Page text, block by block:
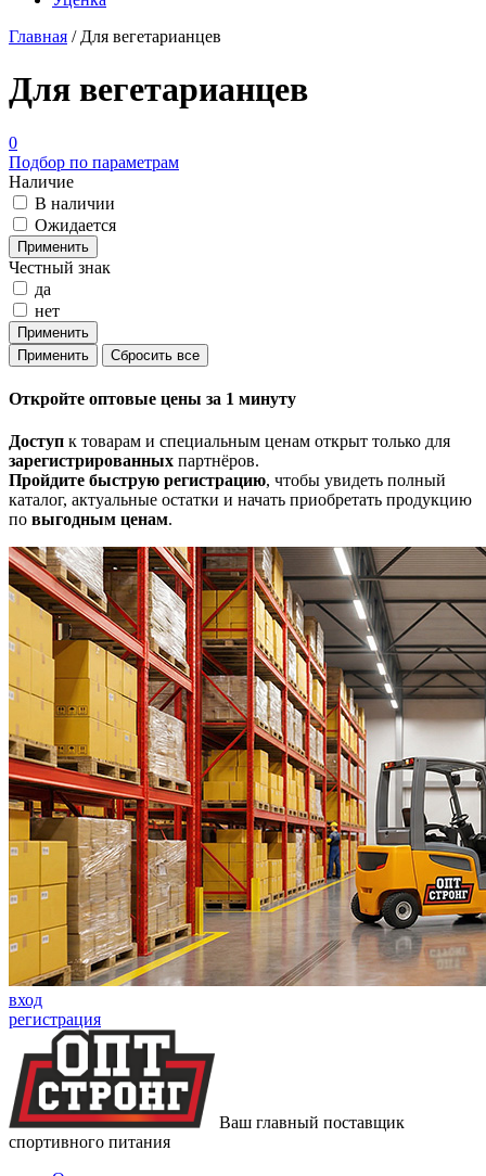
Главная / Для вегетарианцев
Для вегетарианцев
0
Подбор по параметрам
Наличие
В наличии
Ожидается
Честный знак
да
нет
Откройте оптовые цены за 1 минуту
Доступ к товарам и специальным ценам открыт только для
зарегистрированных партнёров.
Пройдите быструю регистрацию, чтобы увидеть полный
каталог, актуальные остатки и начать приобретать продукцию
по выгодным ценам.
вход
регистрация
Ваш главный поставщик
спортивного питания